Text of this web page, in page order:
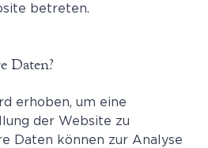
betreten.
Daten?
erhoben, um eine
der Website zu
Daten können zur Analyse